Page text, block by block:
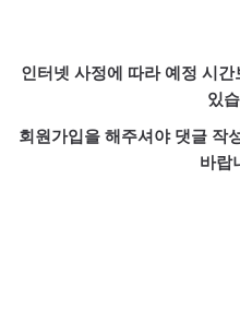
인터넷 사정에 따라 예정 시
있
회원가입을 해주셔야 댓글 작
바랍